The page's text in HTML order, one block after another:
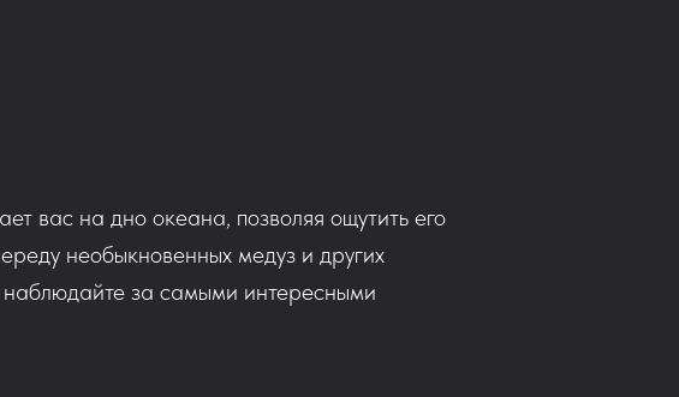
вас на дно океана, позволяя ощутить его
необыкновенных медуз и других
за самыми интересными